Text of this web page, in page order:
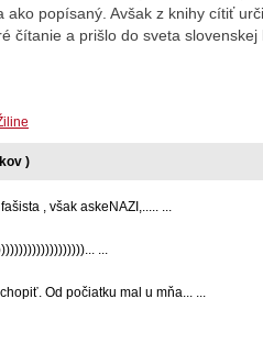
ako popísaný. Avšak z knihy cítiť
čítanie a prišlo do sveta slovenskej
)
, však askeNAZI,..... ...
...
Od počiatku mal u mňa... ...